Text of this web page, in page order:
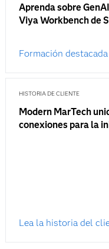
Aprenda sobre
Viya Workbench de
Formación destacada
HISTORIA DE CLIENTE
Modern MarTech
conexiones para la
Lea la historia del